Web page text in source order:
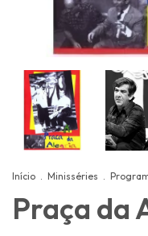
Início . Minisséries .
Praça da